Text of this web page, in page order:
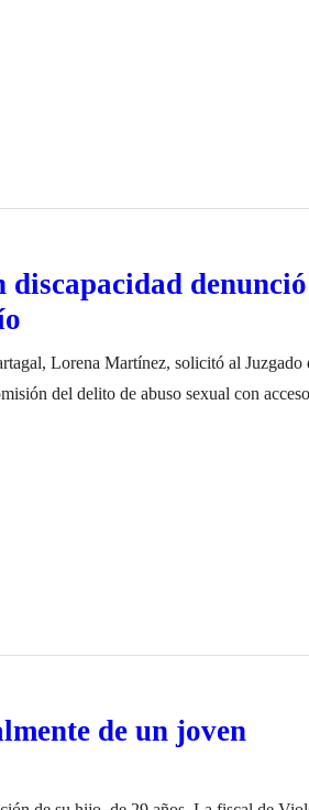
denunció
Lorena Martínez, solicitó al Juzgado
del delito de abuso sexual con
grave. Luego de tomar conocimiento
de un joven